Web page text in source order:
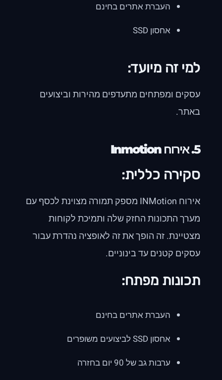
העברת אתרים בחינם
אחסון SSD
למי זה מיועד:
עסקים ומפתחים מתעדפים מהירות וביצועים
באתר.
5. אירוח Inmotion
סקירה כללית:
אירוח INMotion מספק תמורה מצוינת לכסף עם
מערך התכונות החזק שלה ותמיכת לקוחות
מצטיינת. זה הופך את זה לאופציה נהדרת עבור
עסקים קטנים עד בינוניים.
תכונות מפתח:
העברת אתרים בחינם
אחסון SSD לביצועים משופרים
ערבות גב של 90 יום בחזרה